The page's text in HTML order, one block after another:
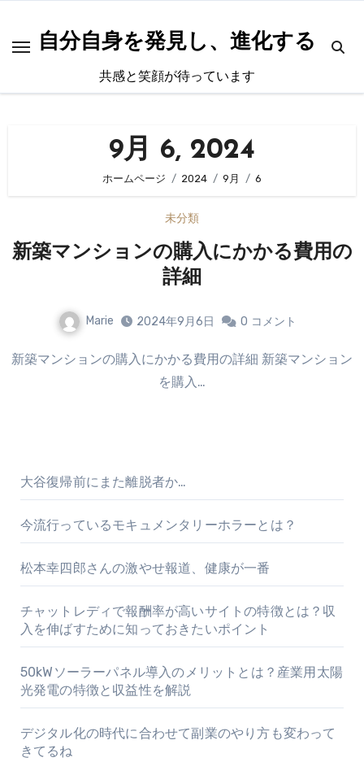
自分自身を発見し、進化する
共感と笑顔が待っています
9月 6, 2024
ホームページ 2024 9月 6
未分類
新築マンションの購入にかかる費用の
詳細
Marie 2024年9月6日 0 コメント
新築マンションの購入にかかる費用の詳細 新築マンション
を購入…
大谷復帰前にまた離脱者か…
今流行っているモキュメンタリーホラーとは？
松本幸四郎さんの激やせ報道、健康が一番
チャットレディで報酬率が高いサイトの特徴とは？収
入を伸ばすために知っておきたいポイント
50kWソーラーパネル導入のメリットとは？産業用太陽
光発電の特徴と収益性を解説
デジタル化の時代に合わせて副業のやり方も変わって
きてるね